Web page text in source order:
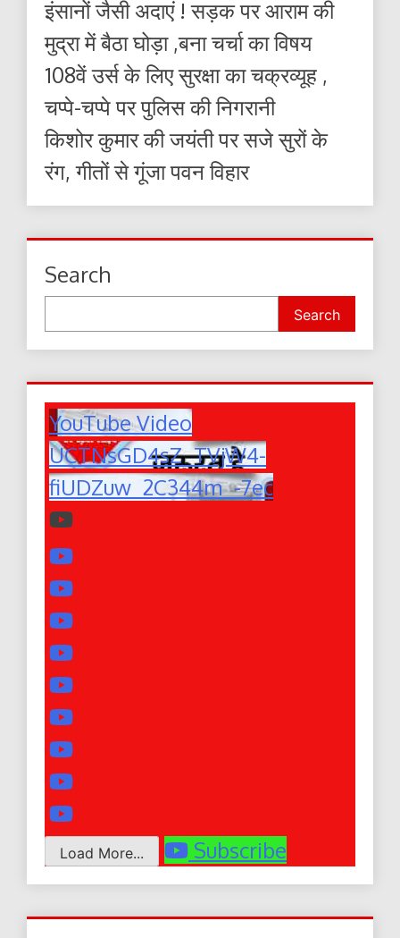
इंसानों जैसी अदाएं ! सड़क पर आराम की
मुद्रा में बैठा घोड़ा ,बना चर्चा का विषय
108वें उर्स के लिए सुरक्षा का चक्रव्यूह ,
चप्पे-चप्पे पर पुलिस की निगरानी
किशोर कुमार की जयंती पर सजे सुरों के
रंग, गीतों से गूंजा पवन विहार
Search
Search
YouTube Video
UCTNsGD4sZ_TVjW4-
fiUDZuw_2C344m_-7ec
Load More... Subscribe